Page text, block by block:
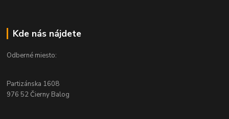
Kde nás nájdete
Odberné miesto:
Partizánska 1608
976 52 Čierny Balog